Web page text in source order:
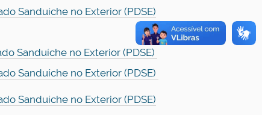
Sanduíche no Exterior (PDSE)
Sanduíche no Exterior (PDSE)
Sanduíche no Exterior (PDSE)
Sanduíche no Exterior (PDSE)